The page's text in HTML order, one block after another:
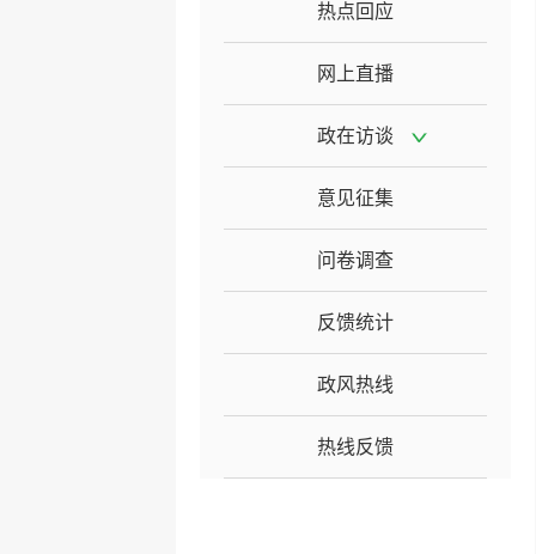
热点回应
网上直播
政在访谈
意见征集
问卷调查
反馈统计
政风热线
热线反馈